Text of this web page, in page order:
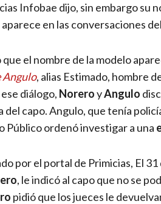
Infobae dijo, sin embargo su
aparece en las conversaciones
que el nombre de la modelo
Angulo, alias Estimado, hombre
ese diálogo, NoreroyAngulo
del capo. Angulo, que tenía
Público ordenó investigar a una
por el portal de Primicias, El
, le indicó al capo que no se
pidió que los jueces le